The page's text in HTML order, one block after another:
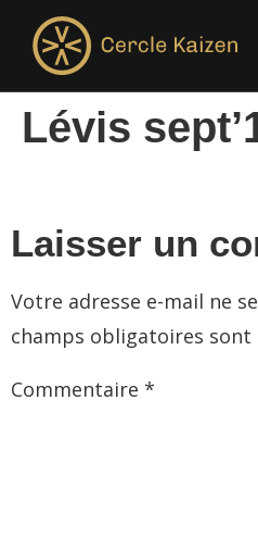
Lévis
Laisser un
Votre adresse e-mail ne
champs obligatoires sont
Commentaire *